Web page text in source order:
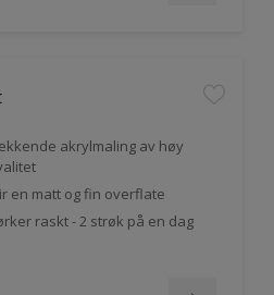
akrylmaling av høy
en matt og fin overflate
raskt - 2 strøk på en dag